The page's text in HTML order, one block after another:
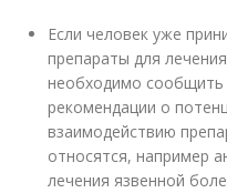
Если человек уже
препараты для
необходимо сообщить
рекомендации о
взаимодействию
относятся, например
лечения язвенной